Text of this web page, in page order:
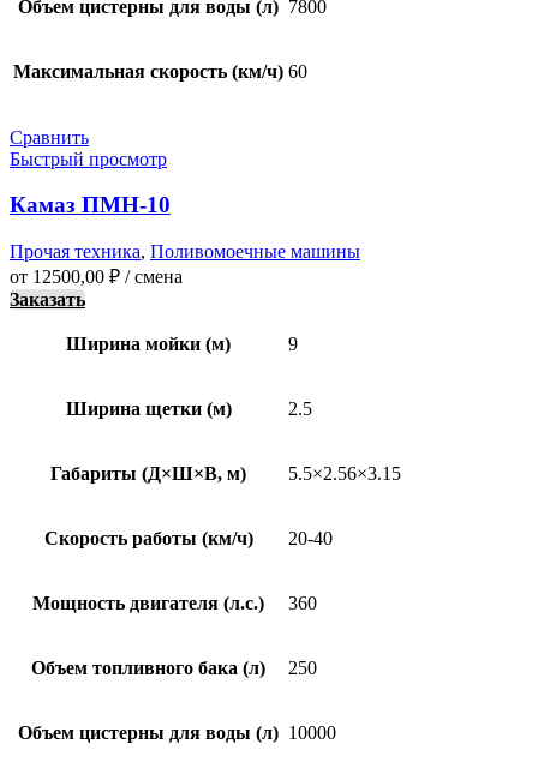
Объем цистерны для воды (л) 7800
Максимальная скорость (км/ч) 60
Сравнить
Быстрый просмотр
Камаз ПМН-10
Прочая техника, Поливомоечные машины
от 12500,00 ₽ / смена
Заказать
Ширина мойки (м) 9
Ширина щетки (м) 2.5
Габариты (Д×Ш×В, м) 5.5×2.56×3.15
Скорость работы (км/ч) 20-40
Мощность двигателя (л.с.) 360
Объем топливного бака (л) 250
Объем цистерны для воды (л) 10000